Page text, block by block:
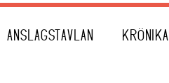
ANSLAGSTAVLAN KRÖNIKA